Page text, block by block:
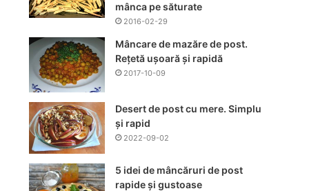
mânca pe săturate
2016-02-29
Mâncare de mazăre de post.
Rețetă ușoară și rapidă
2017-10-09
Desert de post cu mere. Simplu
și rapid
2022-09-02
5 idei de mâncăruri de post
rapide și gustoase